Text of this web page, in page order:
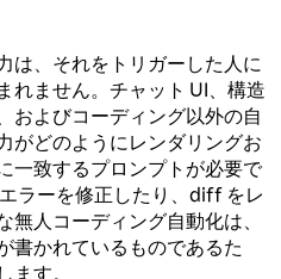
は、それをトリガーした人に
れません。チャット UI、構造
およびコーディング以外の自
がどのようにレンダリングお
一致するプロンプトが必要で
ラーを修正したり、diff をレ
無人コーディング自動化は、
書かれているものであるた
す。